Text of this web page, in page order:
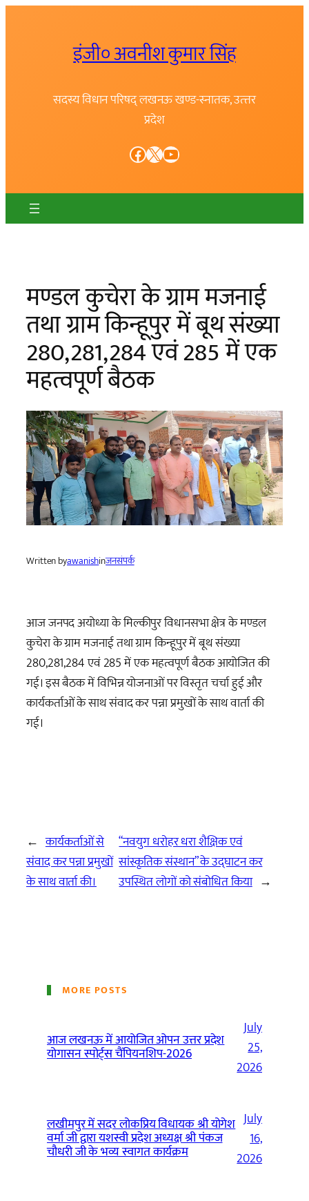
इंजी० अवनीश कुमार सिंह
सदस्य विधान परिषद् लखनऊ खण्ड-स्नातक, उत्त्तर
प्रदेश
Facebook X YouTube
मण्डल कुचेरा के ग्राम मजनाई
तथा ग्राम किन्हूपुर में बूथ संख्या
280,281,284 एवं 285 में एक
महत्वपूर्ण बैठक
Written byawanishinजनसंपर्क
आज जनपद अयोध्या के मिल्कीपुर विधानसभा क्षेत्र के मण्डल
कुचेरा के ग्राम मजनाई तथा ग्राम किन्हूपुर में बूथ संख्या
280,281,284 एवं 285 में एक महत्वपूर्ण बैठक आयोजित की
गई। इस बैठक में विभिन्न योजनाओं पर विस्तृत चर्चा हुई और
कार्यकर्ताओं के साथ संवाद कर पन्ना प्रमुखों के साथ वार्ता की
गई।
← कार्यकर्ताओं से
संवाद कर पन्ना प्रमुखों
के साथ वार्ता की।
“नवयुग धरोहर धरा शैक्षिक एवं
सांस्कृतिक संस्थान” के उद्घाटन कर
उपस्थित लोगों को संबोधित किया →
MORE POSTS
आज लखनऊ में आयोजित ओपन उत्तर प्रदेश
योगासन स्पोर्ट्स चैंपियनशिप-2026
July
25,
2026
लखीमपुर में सदर लोकप्रिय विधायक श्री योगेश
वर्मा जी द्वारा यशस्वी प्रदेश अध्यक्ष श्री पंकज
चौधरी जी के भव्य स्वागत कार्यक्रम
July
16,
2026